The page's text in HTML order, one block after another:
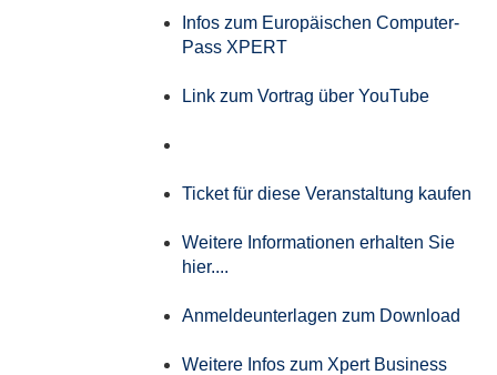
Infos zum Europäischen Computer-
Pass XPERT
Link zum Vortrag über YouTube
Ticket für diese Veranstaltung kaufen
Weitere Informationen erhalten Sie
hier....
Anmeldeunterlagen zum Download
Weitere Infos zum Xpert Business